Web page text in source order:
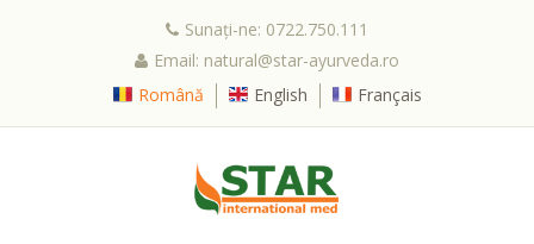
Sunați-ne: 0722.750.111
Email: natural@star-ayurveda.ro
Română
English Français